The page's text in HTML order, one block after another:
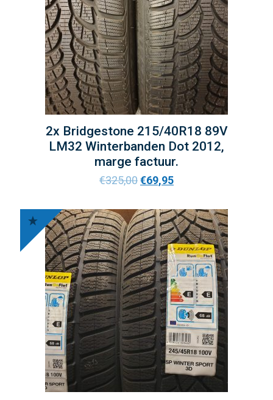
2x Bridgestone 215/40R18 89V
LM32 Winterbanden Dot 2012,
marge factuur.
€325,00€69,95